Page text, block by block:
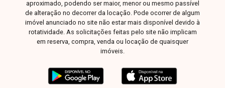
estacionamento. Uma oportunidade completa
para quem deseja morar com conforto,
sofisticação e excelente localização. Agende sua
visita e encante-se com cada detalhe deste
aproximado, podendo ser maior, menor ou mesmo passível
de alteração no decorrer da locação. Pode ocorrer de algum
imóvel anunciado no site não estar mais disponível devido à
rotatividade. As solicitações feitas pelo site não implicam
em reserva, compra, venda ou locação de quaisquer
imóveis.